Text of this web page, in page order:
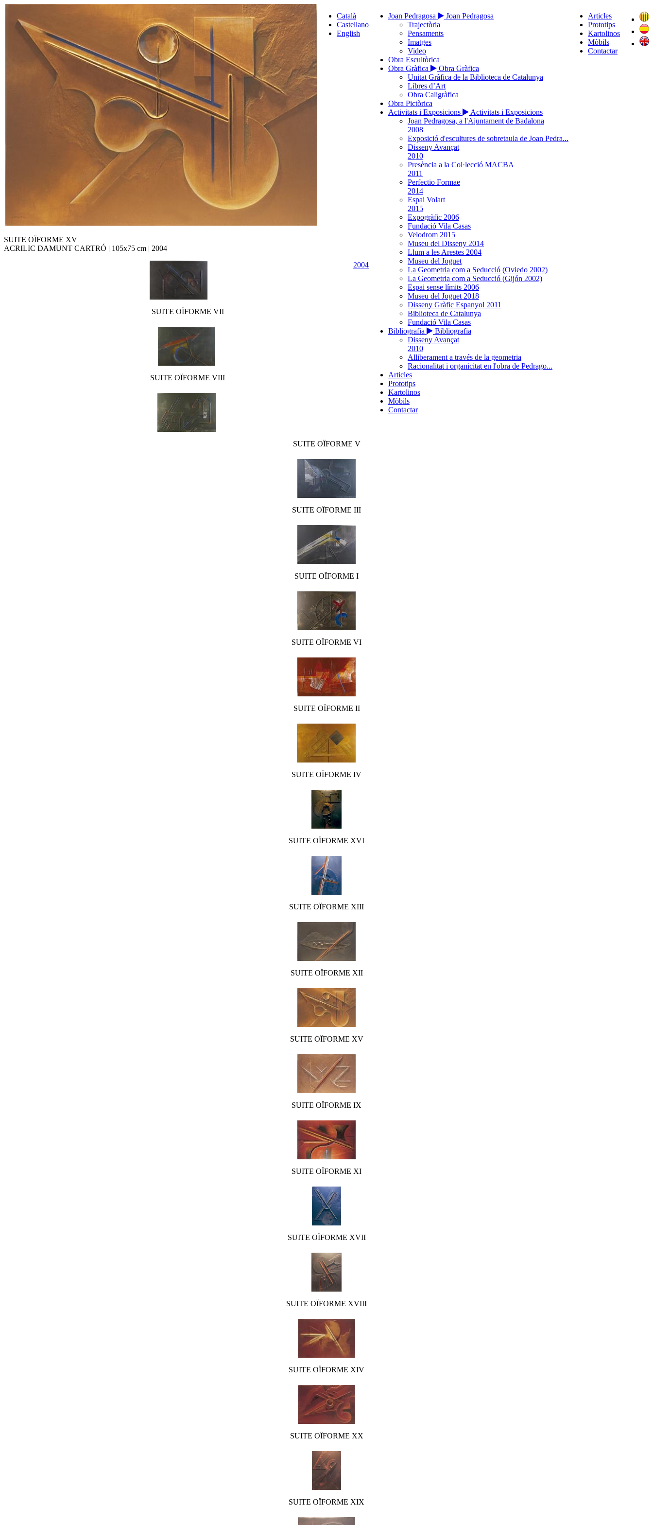
Articles
Prototips
Kartolinos
Mòbils
Contactar
Joan Pedragosa
Joan Pedragosa
Trajectòria
Pensaments
Imatges
Video
Obra Escultòrica
Obra Gràfica
Obra Gràfica
Unitat Gràfica de la Biblioteca de Catalunya
Libres d’Art
Obra Caligràfica
Obra Pictòrica
Activitats i Exposicions
Activitats i Exposicions
Joan Pedragosa, a l'Ajuntament de Badalona
2008
Exposició d'escultures de sobretaula de Joan Pedra...
Disseny Avançat
2010
Presència a la Col·lecció MACBA
2011
Perfectio Formae
2014
Espai Volart
2015
Expogràfic 2006
Fundació Vila Casas
Velodrom 2015
Museu del Disseny 2014
Llum a les Arestes 2004
Museu del Joguet
La Geometria com a Seducció (Oviedo 2002)
La Geometria com a Seducció (Gijón 2002)
Espai sense límits 2006
Museu del Joguet 2018
Disseny Gràfic Espanyol 2011
Biblioteca de Catalunya
Fundació Vila Casas
Bibliografia
Bibliografia
Disseny Avançat
2010
Alliberament a través de la geometria
Racionalitat i organicitat en l'obra de Pedrago...
Articles
Prototips
Kartolinos
Mòbils
Contactar
Català
Castellano
English
SUITE OÏFORME XV
ACRILIC DAMUNT CARTRÓ | 105x75 cm | 2004
2004
SUITE OÏFORME VII
SUITE OÏFORME VIII
SUITE OÏFORME V
SUITE OÏFORME III
SUITE OÏFORME I
SUITE OÏFORME VI
SUITE OÏFORME II
SUITE OÏFORME IV
SUITE OÏFORME XVI
SUITE OÏFORME XIII
SUITE OÏFORME XII
SUITE OÏFORME XV
SUITE OÏFORME IX
SUITE OÏFORME XI
SUITE OÏFORME XVII
SUITE OÏFORME XVIII
SUITE OÏFORME XIV
SUITE OÏFORME XX
SUITE OÏFORME XIX